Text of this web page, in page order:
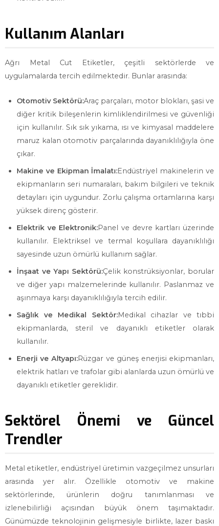
Kullanım Alanları
Ağrı Metal Cut Etiketler, çeşitli sektörlerde ve
uygulamalarda tercih edilmektedir. Bunlar arasında:
Otomotiv Sektörü:Araç parçaları, motor blokları, şasi ve
diğer kritik bileşenlerin kimliklendirilmesi ve güvenliği
için kullanılır. Sık sık yıkama, ısı ve kimyasal maddelere
maruz kalan otomotiv parçalarında dayanıklılığıyla öne
çıkar.
Makine ve Ekipman İmalatı:Endüstriyel makinelerin ve
ekipmanların seri numaraları, bakım bilgileri ve teknik
detayları için uygundur. Zorlu çalışma ortamlarına karşı
yüksek direnç gösterir.
Elektrik ve Elektronik:Panel ve devre kartları üzerinde
kullanılır. Elektriksel ve termal koşullara dayanıklılığı
sayesinde uzun ömürlü kullanım sağlar.
İnşaat ve Yapı Sektörü:Çelik konstrüksiyonlar, borular
ve diğer yapı malzemelerinde kullanılır. Paslanmaz ve
aşınmaya karşı dayanıklılığıyla tercih edilir.
Sağlık ve Medikal Sektör:Medikal cihazlar ve tıbbi
ekipmanlarda, steril ve dayanıklı etiketler olarak
kullanılır.
Enerji ve Altyapı:Rüzgar ve güneş enerjisi ekipmanları,
elektrik hatları ve trafolar gibi alanlarda uzun ömürlü ve
dayanıklı etiketler gereklidir.
Sektörel Önemi ve Güncel
Trendler
Metal etiketler, endüstriyel üretimin vazgeçilmez unsurları
arasında yer alır. Özellikle otomotiv ve makine
sektörlerinde, ürünlerin doğru tanımlanması ve
izlenebilirliği açısından büyük önem taşımaktadır.
Günümüzde teknolojinin gelişmesiyle birlikte, lazer baskı